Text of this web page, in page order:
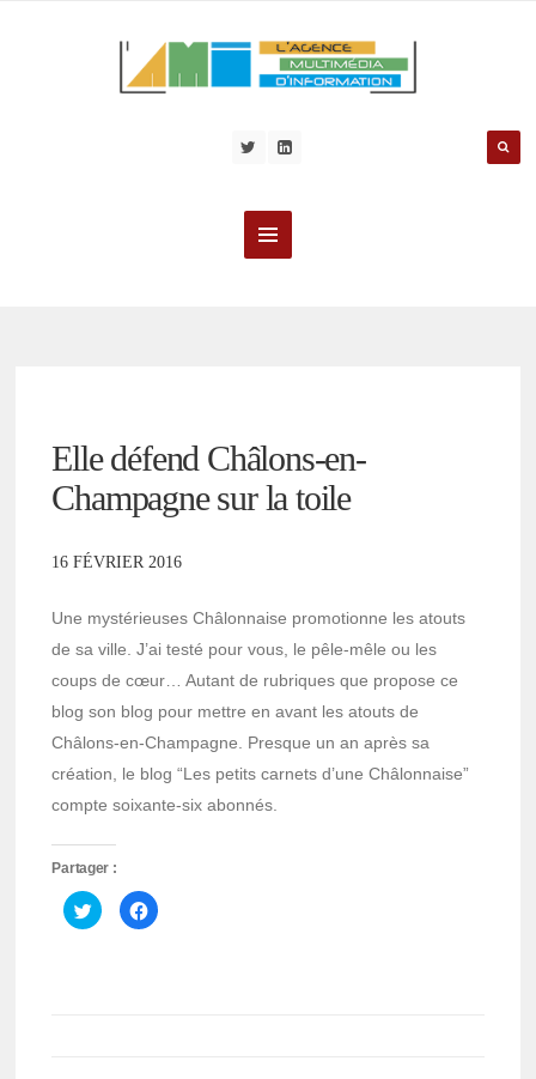
Elle défend Châlons-en-
Champagne sur la toile
16 FÉVRIER 2016
Une mystérieuses Châlonnaise promotionne les atouts
de sa ville. J’ai testé pour vous, le pêle-mêle ou les
coups de cœur… Autant de rubriques que propose ce
blog son blog pour mettre en avant les atouts de
Châlons-en-Champagne. Presque un an après sa
création, le blog “Les petits carnets d’une Châlonnaise”
compte soixante-six abonnés.
Partager :
Cliquez
pour
partager
Cliquez
pour